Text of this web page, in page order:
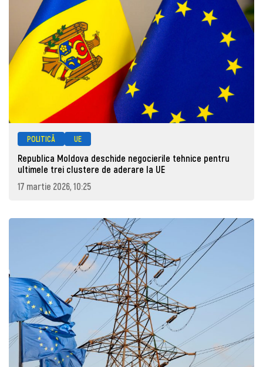
POLITICĂ UE
Republica Moldova deschide negocierile tehnice pentru
ultimele trei clustere de aderare la UE
17 martie 2026, 10:25